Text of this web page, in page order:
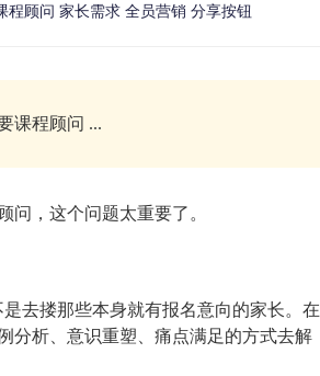
程顾问 家长需求 全员营销 分享按钮
课程顾问 ...
，这个问题太重要了。
去搂那些本身就有报名意向的家长。在
分析、意识重塑、痛点满足的方式去解